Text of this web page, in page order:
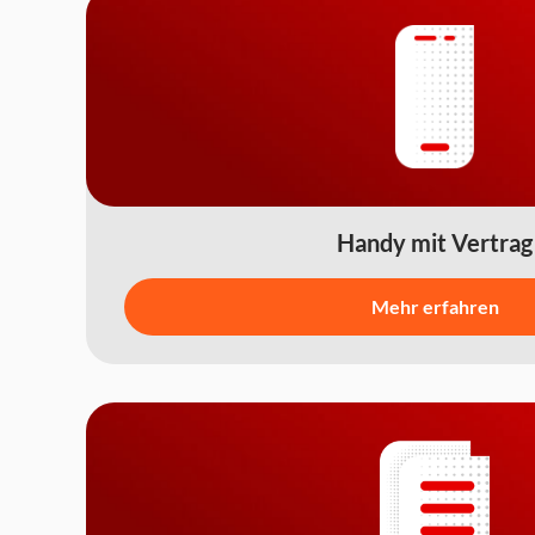
Handy mit Vertrag
Mehr erfahren